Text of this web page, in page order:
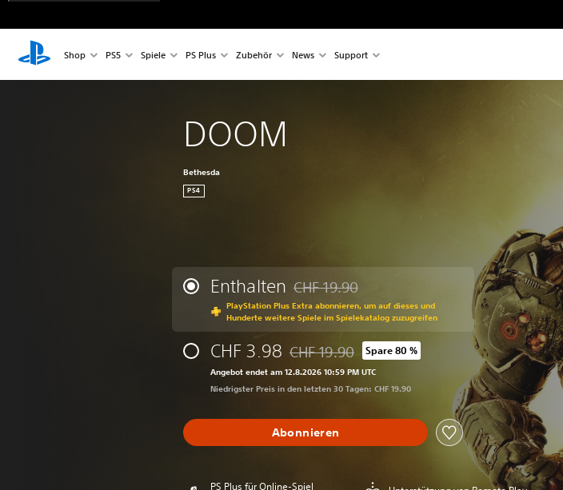
Shop PS5 Spiele PS Plus Zubehör News Support
DOOM
Bethesda
PS4
Enthalten Preisnachlass gegenüber dem Originalpreis von
CHF 19.90
PlayStation Plus Extra abonnieren, um auf dieses und
Hunderte weitere Spiele im Spielekatalog zuzugreifen
CHF 3.98 Preisnachlass gegenüber dem Originalpreis von
CHF 19.90 Spare 80 %
Angebot endet am 12.8.2026 10:59 PM UTC
Niedrigster Preis in den letzten 30 Tagen: CHF 19.90
Abonnieren
PS Plus für Online-Spiel